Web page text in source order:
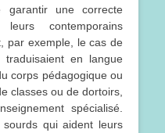
garantir une correcte
leurs contemporains
par exemple, le cas de
en langue
corps pédagogique ou
classes ou de dortoirs,
spécialisé.
sourds qui aident leurs